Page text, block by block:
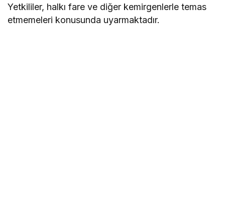
Yetkililer, halkı fare ve diğer kemirgenlerle temas
etmemeleri konusunda uyarmaktadır.